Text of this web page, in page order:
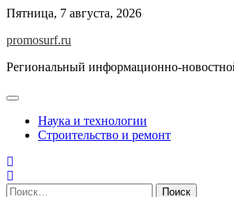
Skip
content
Пятница, 7 августа, 2026
promosurf.ru
Региональный информационно-
Наука и технологии
Строительство и ремонт
Найти: